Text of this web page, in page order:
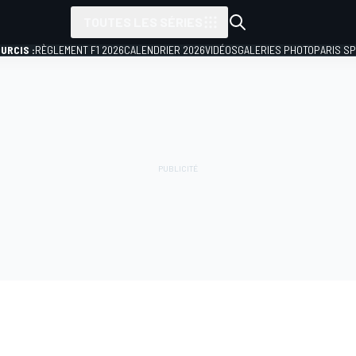
:RÈGLEMENT F1 2026CALENDRIER 2026VIDÉOSGALERIES PHOTOPARIS